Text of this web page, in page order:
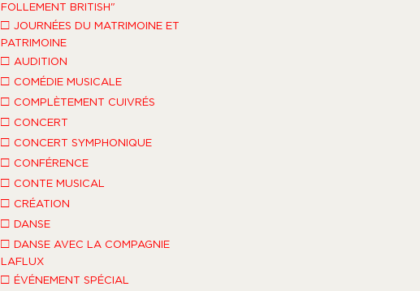
FOLLEMENT BRITISH"
□ JOURNÉES DU MATRIMOINE ET
PATRIMOINE
□ AUDITION
□ COMÉDIE MUSICALE
□ COMPLÈTEMENT CUIVRÉS
□ CONCERT
□ CONCERT SYMPHONIQUE
□ CONFÉRENCE
□ CONTE MUSICAL
□ CRÉATION
□ DANSE
□ DANSE AVEC LA COMPAGNIE
LAFLUX
□ ÉVÉNEMENT SPÉCIAL